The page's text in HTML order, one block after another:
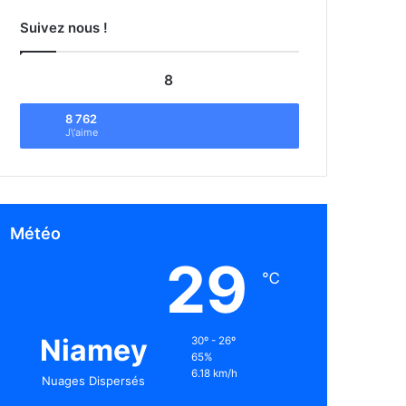
Suivez nous !
8
8 762
J\'aime
Météo
Niamey
Nuages Dispersés
29 ℃
30º - 26º
65%
6.18 km/h